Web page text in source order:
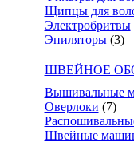
Щипцы для
Электробритвы
Эпиляторы (3)
ШВЕЙНОЕ
Вышивальные
Оверлоки (7)
Швейные